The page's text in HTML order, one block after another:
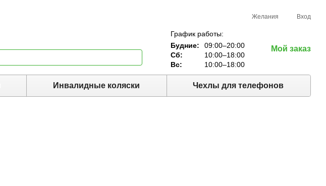
Желания Вход
График работы:
Будние:
09:00–20:00
Сб:
10:00–18:00
Вс:
10:00–18:00
Мой заказ
Инвалидные коляски Чехлы для телефонов